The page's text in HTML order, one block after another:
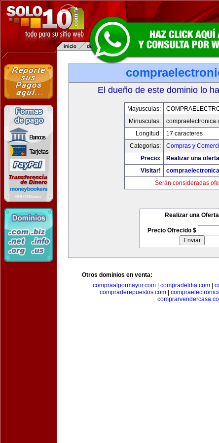
El dueño de este dominio lo
Mayusculas:
Minusculas:
Longitud:
17 caracteres
Categorias:
Compras y
Precio:
Realizar una
Visitar!
Serán consideradas
Realizar una Oferta
Precio Ofrecido $
Otros dominios en venta:
compraalpormayor.com| compradeldia.com|
compraderepuestos.com|